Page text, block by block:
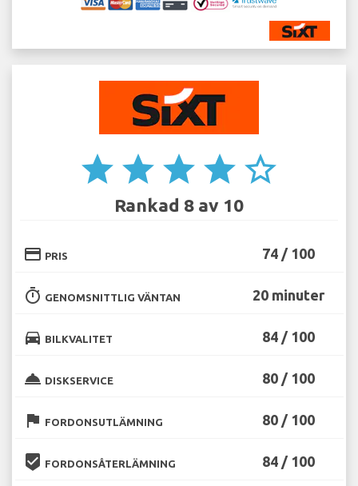
star star star star star_border
Rankad 8 av 10
credit_card PRIS 74 / 100
timer GENOMSNITTLIG VÄNTAN 20 minuter
directions_car BILKVALITET 84 / 100
room_service DISKSERVICE 80 / 100
flag FORDONSUTLÄMNING 80 / 100
beenhere FORDONSÅTERLÄMNING 84 / 100